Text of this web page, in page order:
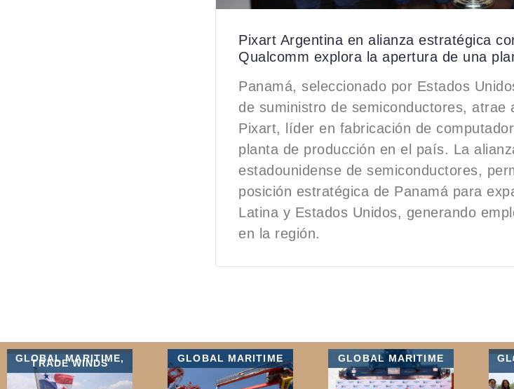
Pixart Argentina en alianza estratégica
Qualcomm explora la apertura de una
Panamá, seleccionado por Estados
de suministro de semiconductores, atrae
Pixart, líder en fabricación de
planta de producción en el país. La
estadounidense de semiconductores,
posición estratégica de Panamá para
Latina y Estados Unidos, generando
en la región.
GLOBAL MARITIME,
TRADE WINDS GLOBAL MARITIME GLOBAL MARITIME